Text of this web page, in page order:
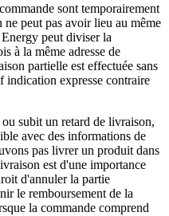
sont temporairement
peut pas avoir lieu au même
peut diviser la
à la même adresse de
partielle est effectuée sans
indication expresse contraire
subit un retard de livraison,
avec des informations de
pas livrer un produit dans
est d'une importance
d'annuler la partie
le remboursement de la
la commande comprend